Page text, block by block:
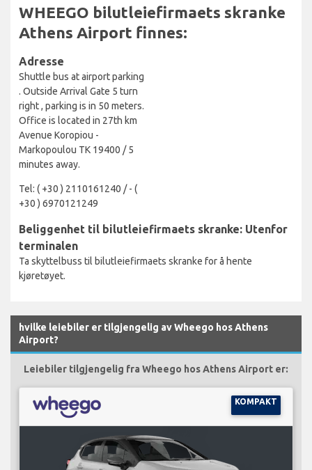
WHEEGO bilutleiefirmaets skranke
Athens Airport finnes:
Adresse
Shuttle bus at airport parking
. Outside Arrival Gate 5 turn
right , parking is in 50 meters.
Office is located in 27th km
Avenue Koropiou -
Markopoulou TK 19400 / 5
minutes away.
Tel: ( +30 ) 2110161240 / - (
+30 ) 6970121249
Beliggenhet til bilutleiefirmaets skranke: Utenfor
terminalen
Ta skyttelbuss til bilutleiefirmaets skranke for å hente
kjøretøyet.
hvilke leiebiler er tilgjengelig av Wheego hos Athens
Airport?
Leiebiler tilgjengelig fra Wheego hos Athens Airport er:
KOMPAKT